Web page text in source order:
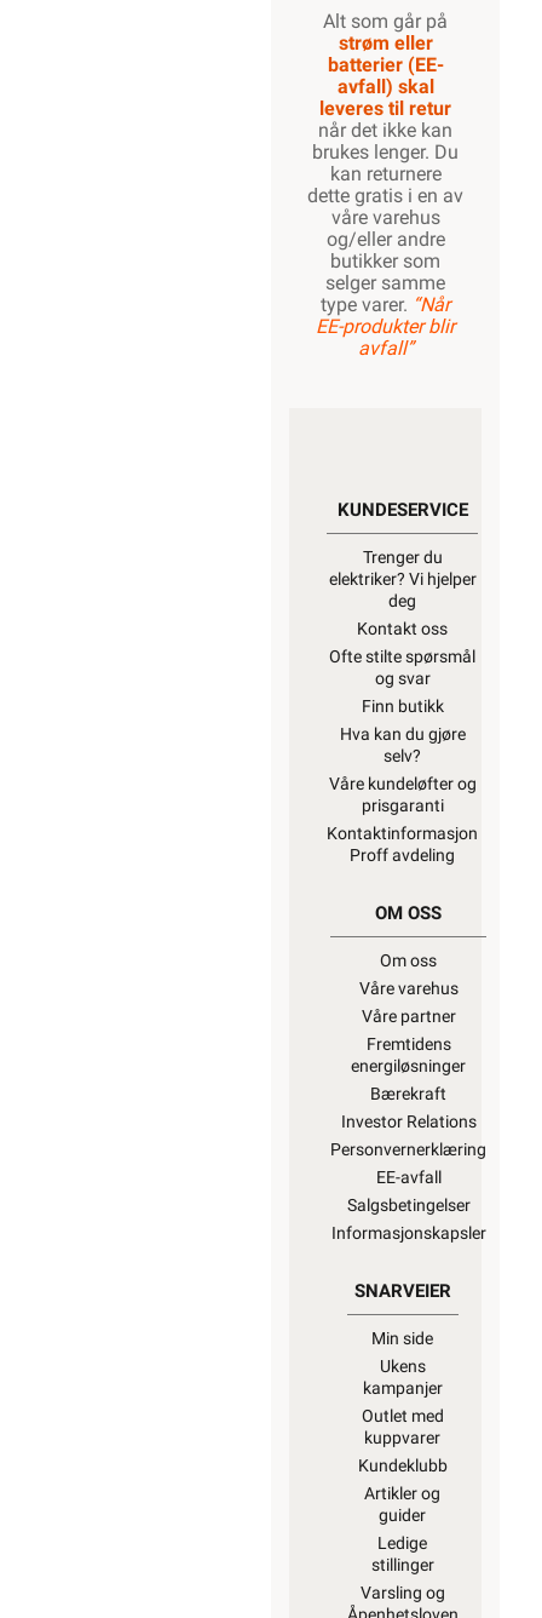
Alt som går på
strøm eller
batterier (EE-
avfall) skal
leveres til retur
når det ikke kan
brukes lenger. Du
kan returnere
dette gratis i en av
våre varehus
og/eller andre
butikker som
selger samme
type varer. “Når
EE-produkter blir
avfall”
KUNDESERVICE
Trenger du
elektriker? Vi hjelper
deg
Kontakt oss
Ofte stilte spørsmål
og svar
Finn butikk
Hva kan du gjøre
selv?
Våre kundeløfter og
prisgaranti
Kontaktinformasjon
Proff avdeling
OM OSS
Om oss
Våre varehus
Våre partner
Fremtidens
energiløsninger
Bærekraft
Investor Relations
Personvernerklæring
EE-avfall
Salgsbetingelser
Informasjonskapsler
SNARVEIER
Min side
Ukens
kampanjer
Outlet med
kuppvarer
Kundeklubb
Artikler og
guider
Ledige
stillinger
Varsling og